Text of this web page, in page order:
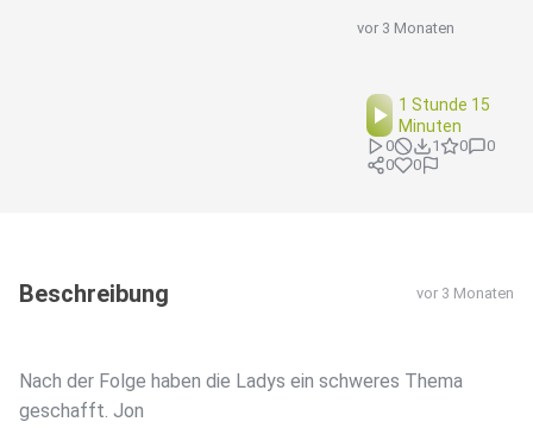
vor 3 Monaten
1 Stunde 15
Minuten
0 1 0
0
0
0
Beschreibung vor 3 Monaten
Nach der Folge haben die Ladys ein schweres Thema
geschafft. Jon